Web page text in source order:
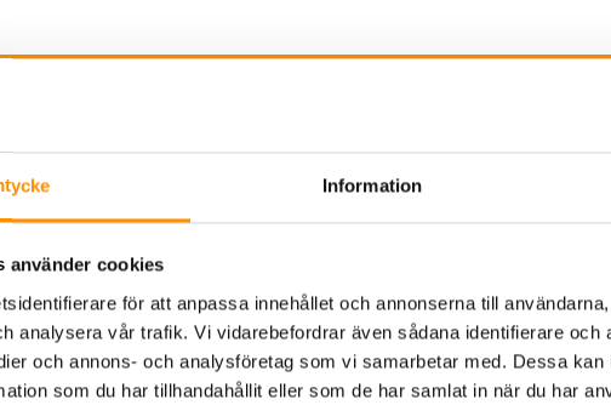
Information
använder cookies
för att anpassa innehållet och annonserna till
analysera vår trafik. Vi vidarebefordrar även sådana identifierare och
och annons- och analysföretag som vi samarbetar med. Dessa
som du har tillhandahållit eller som de har samlat in när du har